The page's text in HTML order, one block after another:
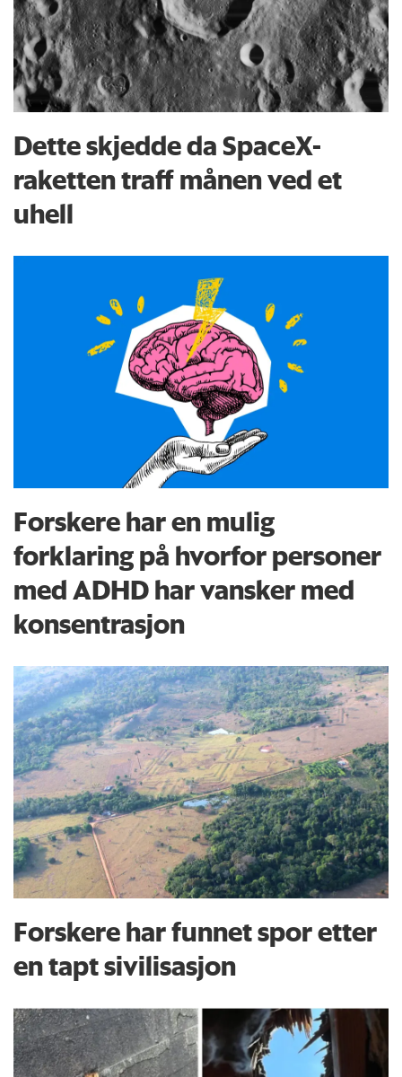
Dette skjedde da SpaceX-
raketten traff månen ved et
uhell
Forskere har en mulig
forklaring på hvorfor personer
med ADHD har vansker med
konsentrasjon
Forskere har funnet spor etter
en tapt sivilisasjon